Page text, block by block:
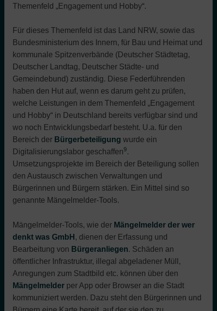
Themenfeld „Engagement und Hobby“.
Für dieses Themenfeld ist das Land NRW, sowie das
Bundesministerium des Innern, für Bau und Heimat und
kommunale Spitzenverbände (Deutscher Städtetag,
Deutscher Landtag, Deutscher Städte- und
Gemeindebund) zuständig. Diese Federführenden
haben den Hut auf, wenn es darum geht zu prüfen,
welche Leistungen in dem Themenfeld „Engagement
und Hobby“ in Deutschland bereits verfügbar sind und
wo noch Entwicklungsbedarf besteht. U.a. für den
Bereich der Bürgerbeteiligung wurde ein
Digitalisierungslabor geschaffen9.
Umsetzungsprojekte im Bereich der Beteiligung sollen
den Austausch zwischen Verwaltungen und
Bürgerinnen und Bürgern stärken. Ein Mittel sind so
genannte Mängelmelder-Tools.
Mängelmelder-Tools, wie der Mängelmelder der wer
denkt was GmbH , dienen der Erfassung und
Bearbeitung von Bürgeranliegen. Schäden an
öffentlicher Infrastruktur, illegal abgeladener Müll,
Anregungen zum Stadtbild etc. können über den
Mängelmelder per App oder Browser an die Stadt
kommuniziert werden. Dazu steht den Bürgerinnen und